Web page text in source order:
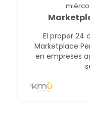
El proper 24
Marketplace
en empreses